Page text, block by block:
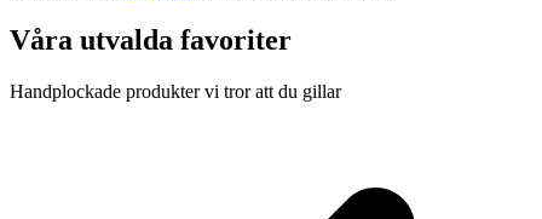
Våra utvalda favoriter
Handplockade produkter vi tror att du gillar